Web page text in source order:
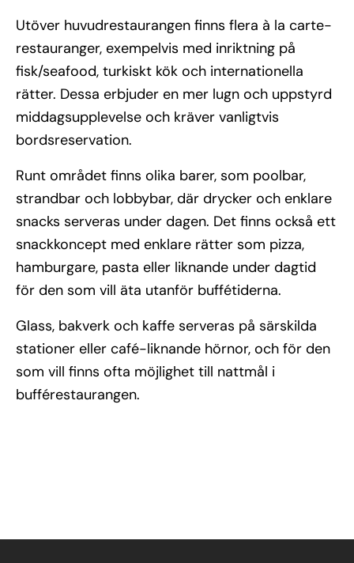
Utöver huvudrestaurangen finns flera à la carte-
restauranger, exempelvis med inriktning på
fisk/seafood, turkiskt kök och internationella
rätter. Dessa erbjuder en mer lugn och uppstyrd
middagsupplevelse och kräver vanligtvis
bordsreservation.
Runt området finns olika barer, som poolbar,
strandbar och lobbybar, där drycker och enklare
snacks serveras under dagen. Det finns också ett
snackkoncept med enklare rätter som pizza,
hamburgare, pasta eller liknande under dagtid
för den som vill äta utanför buffétiderna.
Glass, bakverk och kaffe serveras på särskilda
stationer eller café-liknande hörnor, och för den
som vill finns ofta möjlighet till nattmål i
bufférestaurangen.